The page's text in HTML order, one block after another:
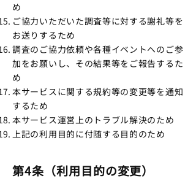
め
ご協力いただいた調査等に対する謝礼等を
お送りするため
調査のご協力依頼や各種イベントへのご参
加をお願いし、その結果等をご報告するた
め
本サービスに関する規約等の変更等を通知
するため
本サービス運営上のトラブル解決のため
上記の利用目的に付随する目的のため
第4条（利用目的の変更）